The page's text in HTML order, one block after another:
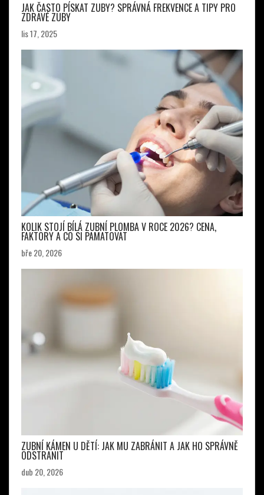
JAK ČASTO PÍSKAT ZUBY? SPRÁVNÁ FREKVENCE A TIPY PRO
ZDRAVÉ ZUBY
lis 17, 2025
KOLIK STOJÍ BÍLÁ ZUBNÍ PLOMBA V ROCE 2026? CENA,
FAKTORY A CO SI PAMATOVAT
bře 20, 2026
ZUBNÍ KÁMEN U DĚTÍ: JAK MU ZABRÁNIT A JAK HO SPRÁVNĚ
ODSTRANIT
dub 20, 2026